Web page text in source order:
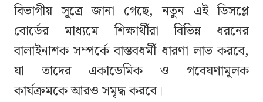
বিভাগীয় সূত্রে জানা গেছে, নতুন এই ডিসপ্লে
বোর্ডের মাধ্যমে শিক্ষার্থীরা বিভিন্ন ধরনের
বালাইনাশক সম্পর্কে বাস্তবধর্মী ধারণা লাভ করবে,
যা তাদের একাডেমিক ও গবেষণামূলক
কার্যক্রমকে আরও সমৃদ্ধ করবে।